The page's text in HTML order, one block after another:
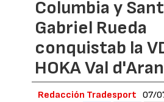
Columbia y
Gabriel Rueda
conquistab la
HOKA Val
Redacción Tradesport 07/